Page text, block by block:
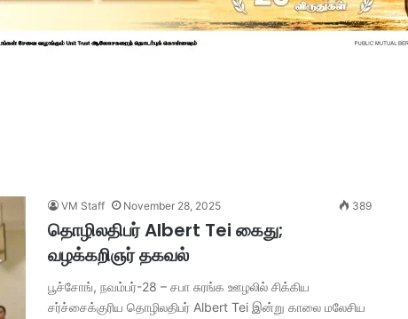
VM Staff November 28, 2025 389
தொழிலதிபர் Albert Tei கைது;
வழக்கறிஞர் தகவல்
பூச்சோங், நவம்பர்-28 – சபா சுரங்க ஊழலில் சிக்கிய
சர்ச்சைக்குரிய தொழிலதிபர் Albert Tei இன்று காலை மலேசிய